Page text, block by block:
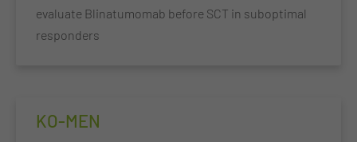
evaluate Blinatumomab before SCT in suboptimal
responders
KO-MEN